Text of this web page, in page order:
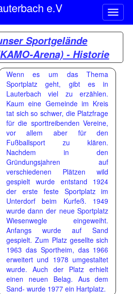
ein-/
e.V
Sportgelände
Arena) - Historie
Wenn es um das Thema
Sportplatz geht, gibt es in
Lauterbach viel zu erzählen.
Kaum eine Gemeinde im Kreis
tat sich so schwer, die Platzfrage
für die sporttreibenden Vereine,
vor allem aber für den
Fußballsport zu klären.
Nachdem in den
Gründungsjahren auf
verschiedenen Plätzen wild
gespielt wurde entstand 1924
der erste feste Sportplatz im
Unterdorf beim Kurfeß. 1949
wurde dann der neue Sportplatz
Wiesenwegle eingeweiht.
Anfangs wurde auf Sand
gespielt. Zum Platz gesellte sich
1963 das Sportheim, das 1966
erweitert und 1978 umgestaltet
wurde. Auch der Platz erhielt
einen neuen Belag. Aus dem
Sand- wurde 1977 ein Hartplatz.